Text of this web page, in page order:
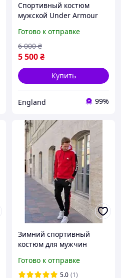
Спортивный костюм
мужской Under Armour
Tracksuit из Англии - для
тренеровок и бега
Готово к отправке
5 500₴
6 000 ₴
Купить
England 99%
Зимний спортивный
костюм для мужчин
капюшоном,Мужской
теплый костюм адидас
Готово к отправке
5.0 (1)